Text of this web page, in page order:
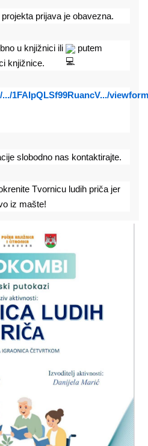
prijava je obavezna.
u knjižnici ili
putem
knjižnice.
1FAIpQLSf99RuancV.../
slobodno nas kontaktirajte.
Tvornicu ludih priča jer
iz mašte!